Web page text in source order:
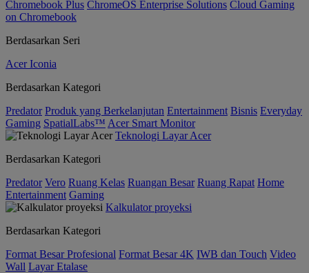
Chromebook Plus ChromeOS Enterprise Solutions Cloud Gaming
on Chromebook
Berdasarkan Seri
Acer Iconia
Berdasarkan Kategori
Predator Produk yang Berkelanjutan Entertainment Bisnis Everyday
Gaming SpatialLabs™ Acer Smart Monitor
Teknologi Layar Acer
Berdasarkan Kategori
Predator Vero Ruang Kelas Ruangan Besar Ruang Rapat Home
Entertainment Gaming
Kalkulator proyeksi
Berdasarkan Kategori
Format Besar Profesional Format Besar 4K IWB dan Touch Video
Wall Layar Etalase